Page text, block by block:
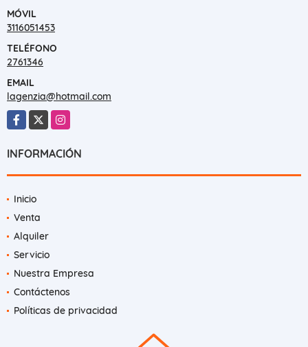
MÓVIL
3116051453
TELÉFONO
2761346
EMAIL
lagenzia@hotmail.com
Facebook
X Instagram
INFORMACIÓN
Inicio
Venta
Alquiler
Servicio
Nuestra Empresa
Contáctenos
Políticas de privacidad